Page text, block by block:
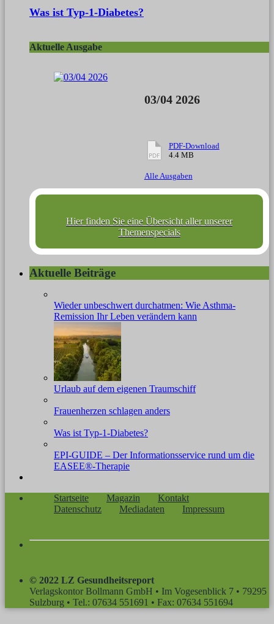
Was ist Typ-1-Diabetes?
Aktuelle Ausgabe
03/04 2026
PDF-Download
4.4 MB
Alle Ausgaben
Hier finden Sie eine Übersicht aller unserer
Themenspecials
Aktuelle Beiträge
Wieder unbeschwert durchatmen: Wie Asthma-
Remission Ihr Leben verändern kann
Urlaub auf dem eigenen Traumschiff
Frauenherzen schlagen anders
Was ist Typ-1-Diabetes?
EPI-GUIDE – Der Informationsservice rund um die
EASEE®-Therapie
Startseite Magazin
Kontakt
Datenschutz
Mediadaten Impressum
© 2022 LZ Gesundheitsreport
Verlagskontor Bollmann GmbH • Im Vogesenblick 7 • 79295
Sulzburg • Tel.: 07634 551691 • Fax: 07634 551694